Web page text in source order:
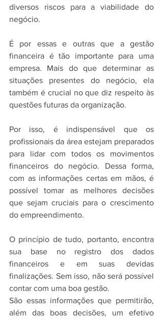
diversos riscos para a viabilidade do
negócio.
É por essas e outras que a gestão
financeira é tão importante para uma
empresa. Mais do que determinar as
situações presentes do negócio, ela
também é crucial no que diz respeito às
questões futuras da organização.
Por isso, é indispensável que os
profissionais da área estejam preparados
para lidar com todos os movimentos
financeiros do negócio. Dessa forma,
com as informações certas em mãos, é
possível tomar as melhores decisões
que sejam cruciais para o crescimento
do empreendimento.
O princípio de tudo, portanto, encontra
sua base no registro dos dados
financeiros e em suas devidas
finalizações. Sem isso, não será possível
contar com uma boa gestão.
São essas informações que permitirão,
além das boas decisões, um efetivo